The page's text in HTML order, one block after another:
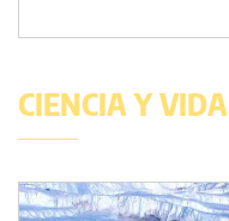
CIENCIA Y VIDA